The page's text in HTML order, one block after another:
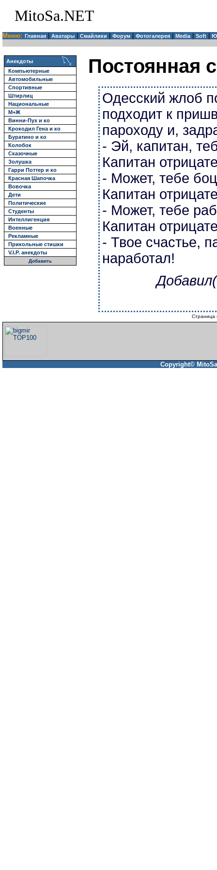
MitoSa.NET
Меню: Главная Аватары Смайлики Форум Фотогалерея Media| Soft
Анекдоты
Компьютерные
Автомобильные
Спортивные
Штирлиц
Национальные
М+Ж
Винни-Пух и ко
Крокодил Гена и ко
Буратино и ко
Колобок
Сказочные
Золушка
Гарри Поттер и ко
Красная Шапочка
Вовочка
Дети
Политические
Студенты
Интеллигенция
Военные
Рекламные
Прикольные стишки
V.I.P. анекдоты
Добавить
Постоянная
Одесский жлоб
подходит к
пароходу и,
- Эй, капитан,
Капитан
- Может, тебе
Капитан
- Может, тебе
Капитан
- Твое счастье,
наработал!
Страница
Copyright©